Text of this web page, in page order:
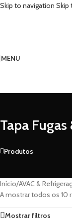
Skip to navigation Skip
MENU
Tapa
Produtos
Início/AVAC &
A mostrar todos os 10
Mostrar filtros